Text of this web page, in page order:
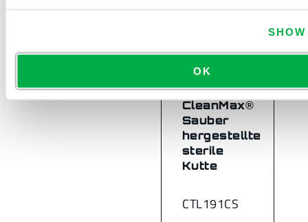
OK
CTL191CS
CleanMax®
Sauber
hergestellte
sterile
Kutte